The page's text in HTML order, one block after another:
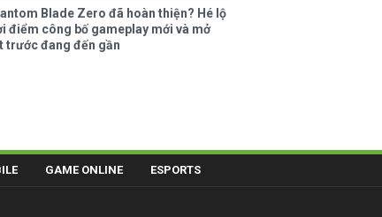
Blade Zero đã hoàn thiện? Hé lộ
điểm công bố gameplay mới và mở
trước đang đến gần
GAME ONLINE ESPORTS